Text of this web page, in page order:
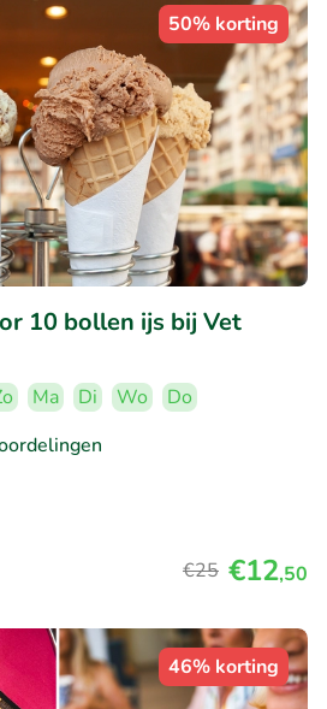
50% korting
10 bollen ijs bij Vet
Ma Di Wo
Do
€25 €12,50
46% korting